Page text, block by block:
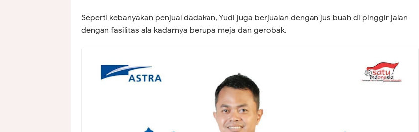
Seperti kebanyakan penjual dadakan, Yudi juga berjualan dengan jus buah di pinggir jalan
dengan fasilitas ala kadarnya berupa meja dan gerobak.